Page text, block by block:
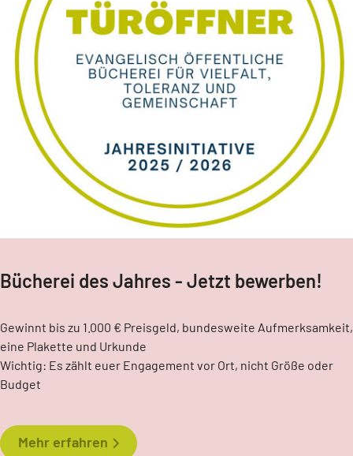
Bücherei des Jahres - Jetzt bewerben!
Gewinnt bis zu 1.000 € Preisgeld, bundesweite Aufmerksamkeit,
eine Plakette und Urkunde
Wichtig: Es zählt euer Engagement vor Ort, nicht Größe oder
Budget
Mehr erfahren